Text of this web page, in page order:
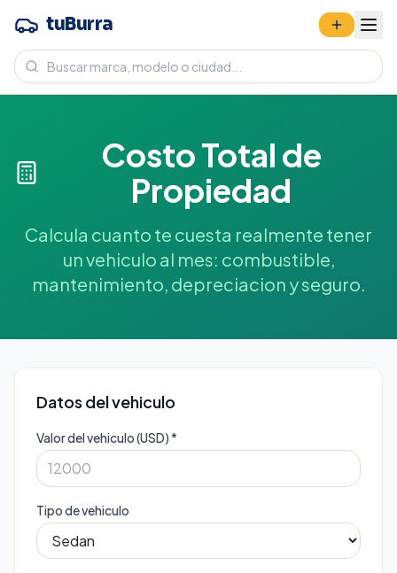
tuBurra
Costo Total de
Propiedad
Calcula cuanto te cuesta realmente tener
un vehiculo al mes: combustible,
mantenimiento, depreciacion y seguro.
Datos del vehiculo
Valor del vehiculo (USD) *
Tipo de vehiculo